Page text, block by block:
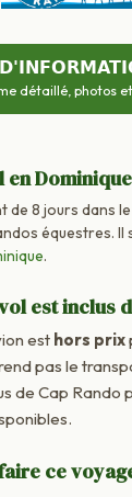
détaillé, photos
de 8 jours dans
équestres. Il
.
est inclus
est hors prix
pas le
de Cap Rando
ce